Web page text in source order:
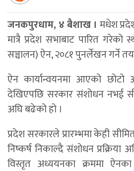
जनकपुरधाम, ४ बैशाख । मधेश
मात्रै प्रदेश सभाबाट पारित
सञ्चालन) ऐन, २०८१ पुनर्लेखन गर्ने
ऐन कार्यान्वयनमा आएको छोटो
देखिएपछि सरकार संशोधन नभई
अघि बढेको हो ।
प्रदेश सरकारले प्रारम्भमा केही
निष्कर्ष निकाल्दै संशोधन प्रक्रिया
विस्तृत अध्ययनका क्रममा ऐनका